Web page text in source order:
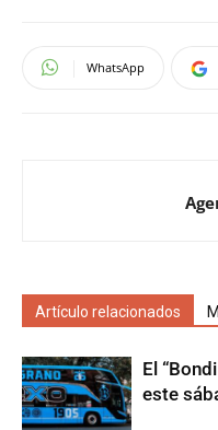
WhatsApp
Artículo relacionados
El
este